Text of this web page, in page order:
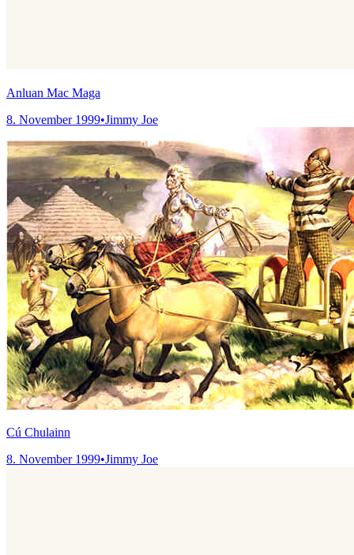
Anluan Mac Maga
8. November 1999•Jimmy Joe
Cú Chulainn
8. November 1999•Jimmy Joe